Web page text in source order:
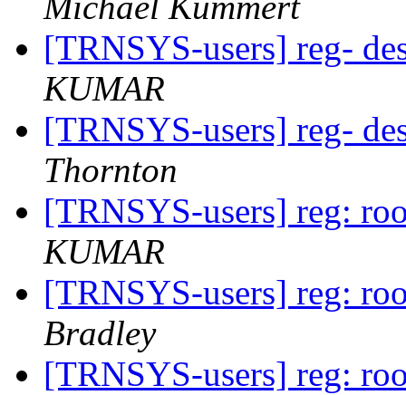
[TRNSYS-users] reg-
KUMAR
[TRNSYS-users] reg-
Thornton
[TRNSYS-users] reg:
KUMAR
[TRNSYS-users] reg:
Bradley
[TRNSYS-users] reg: